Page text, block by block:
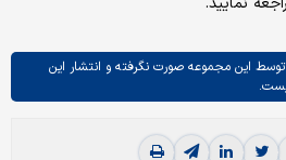
توسط این مجموعه صورت نگرفته و انتشار این